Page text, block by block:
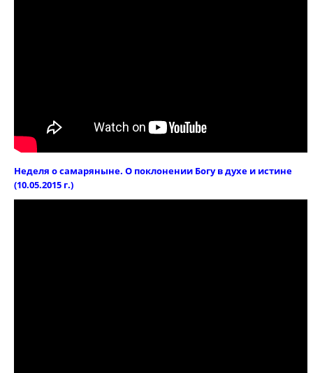
Неделя о самаряныне. О поклонении Богу в духе и истине
(10.05.2015 г.)